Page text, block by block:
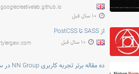
googlecreativelab.github.io
۱۰ سال قبل
از SASS تا PostCSS
tylergaw.com ۱۰ سال قبل
ده مقاله برتر تجربه کاربری NN Group در سال ۲۰۱۶